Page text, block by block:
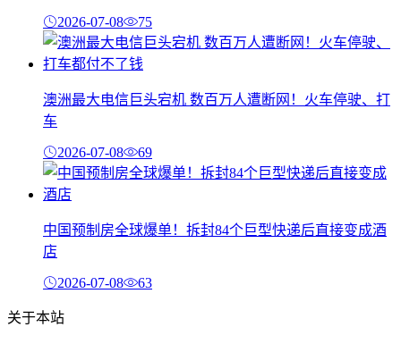
2026-07-08 75
澳洲最大电信巨头宕机 数百万人遭断网！火车停驶、打
车
2026-07-08 69
中国预制房全球爆单！拆封84个巨型快递后直接变成酒
店
2026-07-08 63
关于本站